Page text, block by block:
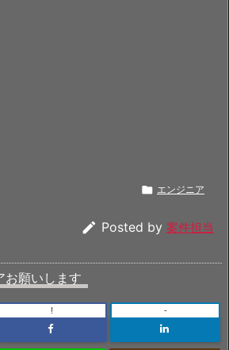
 エンジニア
 Posted by 案件担当
お願いします
! -